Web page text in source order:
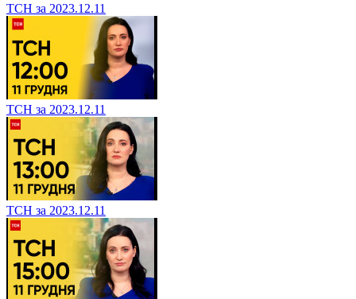
ТСН за 2023.12.11
ТСН за 2023.12.11
ТСН за 2023.12.11